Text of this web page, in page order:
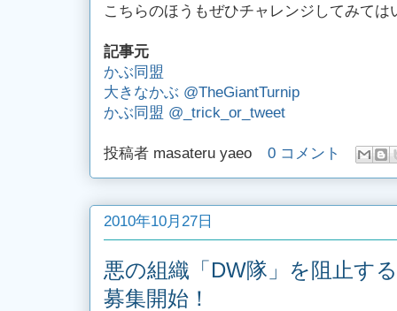
こちらのほうもぜひチャレンジしてみては
記事元
かぶ同盟
大きなかぶ @TheGiantTurnip
かぶ同盟 @_trick_or_tweet
投稿者 masateru yaeo 0 コメント
2010年10月27日
悪の組織「DW隊」を阻止す
募集開始！